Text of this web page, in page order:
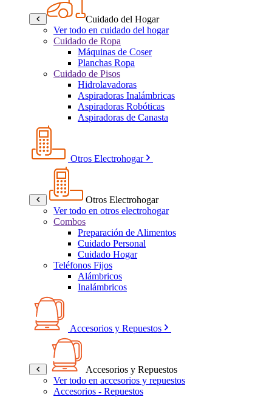
Cuidado del Hogar
Ver todo en cuidado del hogar
Cuidado de Ropa
Máquinas de Coser
Planchas Ropa
Cuidado de Pisos
Hidrolavadoras
Aspiradoras Inalámbricas
Aspiradoras Robóticas
Aspiradoras de Canasta
Otros Electrohogar
Otros Electrohogar
Ver todo en otros electrohogar
Combos
Preparación de Alimentos
Cuidado Personal
Cuidado Hogar
Teléfonos Fijos
Alámbricos
Inalámbricos
Accesorios y Repuestos
Accesorios y Repuestos
Ver todo en accesorios y repuestos
Accesorios - Repuestos